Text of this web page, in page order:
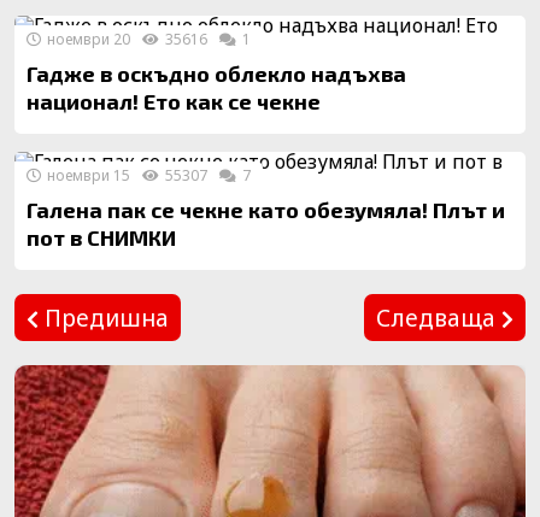
Гадже в оскъдно облекло надъхва
национал! Ето как се чекне
ноември 20 35616 1
Галена пак се чекне като обезумяла! Плът и
пот в СНИМКИ
ноември 15 55307 7
Предишна Следваща